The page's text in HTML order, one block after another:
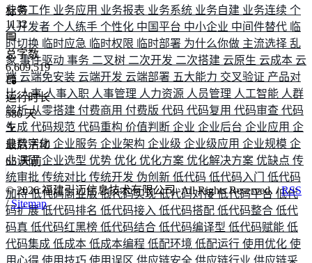
业务工作 业务应用 业务报表 业务系统 业务自建 业务连续 个
人开发者 个人练手 个性化 中国平台 中小企业 中间件替代 临
时切换 临时应急 临时权限 临时部署 为什么你做 主流选择 乱
象 事件驱动 事务 二叉树 二次开发 二次搭建 云原生 云成本 云
端 云端免安装 云端开发 云端部署 五大能力 交叉验证 产品对
比人事人事入职 人事管理 人力资源 人员管理 人工智能 人群
解析从零搭建 付费商用 付费版 代码 代码复用 代码审查 代码
生成 代码规范 代码重构 价值判断 企业 企业后台 企业应用 企
业数字化 企业服务 企业架构 企业级 企业级应用 企业规模 企
业调研企业选型 优势 优化 优化方案 优化解决方案 优缺点 传
统审批 传统对比 传统开发 伪创新 低代码 低代码入门 低代码
加持低代码商业版低代码实现低代码对接低代码平台 低代
码扩展低代码排名 低代码接入 低代码搭配 低代码整合 低代
码真 低代码红黑榜 低代码结合 低代码编译型 低代码赋能 低
代码集成 低成本 低成本编程 低配环境 低配运行 使用优化 使
用心得 使用技巧 使用误区 供应链安全 供应链行业 供应链采
标签
1132
总字数
6,609,519
运行时长
586 天
最后活动
65 天前
©2026福建引迈信息技术有限公司. All Rights Reserved. /RSS
/Sitemap